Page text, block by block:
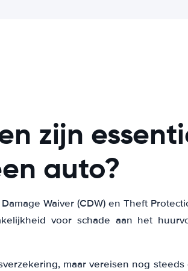
zijn
auto?
Waiver (CDW) en Theft
voor schade aan het
maar vereisen nog steeds